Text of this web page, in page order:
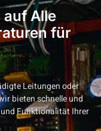
auf Alle
für
Leitungen oder
bieten schnelle und
Funktionalität Ihrer